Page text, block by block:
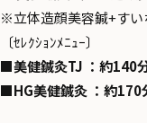
※立体造顔美容鍼+すい
〔ｾﾚｸｼｮﾝﾒﾆｭｰ〕
■美健鍼灸TJ ：約140
■HG美健鍼灸 ：約